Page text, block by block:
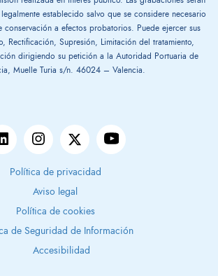
establecido salvo que se considere necesario
a efectos probatorios. Puede ejercer sus
Rectificación, Supresión, Limitación del tratamiento,
dirigiendo su petición a la Autoridad Portuaria de
Muelle Turia s/n. 46024 – Valencia.
Política de privacidad
Aviso legal
Política de cookies
de Seguridad de Información
Accesibilidad